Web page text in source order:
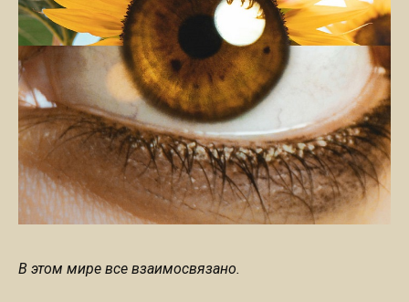
В этом мире все взаимосвязано.